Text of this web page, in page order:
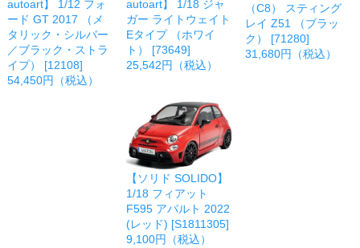
autoart】 1/12 フォ
ード GT 2017 （メ
タリック・シルバー
／ブラック・ストラ
イプ） [12108]
54,450円（税込）
autoart】 1/18 ジャ
ガー ライトウェイト
Eタイプ （ホワイ
ト） [73649]
25,542円（税込）
（C8） スティング
レイ Z51 （ブラッ
ク） [71280]
31,680円（税込）
【ソリド SOLIDO】
1/18 フィアット
F595 アバルト 2022
(レッド) [S1811305]
9,100円（税込）